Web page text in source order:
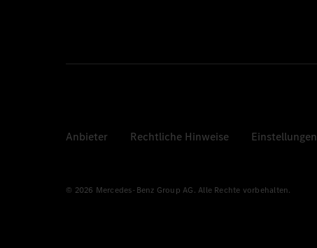
Anbieter Rechtliche Hinweise Einstellungen
© 2026 Mercedes-Benz Group AG. Alle Rechte vorbehalten.